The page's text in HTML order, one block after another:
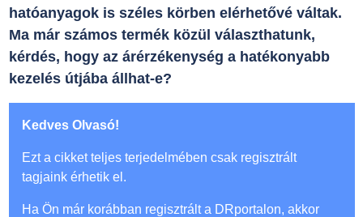
hatóanyagok is széles körben elérhetővé váltak.
Ma már számos termék közül választhatunk,
kérdés, hogy az árérzékenység a hatékonyabb
kezelés útjába állhat-e?
Kedves Olvasó!
Ezt a cikket teljes terjedelmében csak regisztrált
tagjaink érhetik el.
Ha Ön már korábban regisztrált a DRportalon, akkor